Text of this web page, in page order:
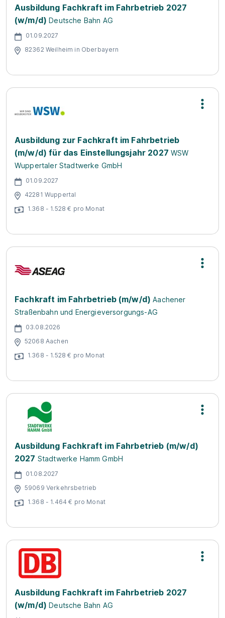
Ausbildung Fachkraft im Fahrbetrieb 2027
(w/m/d) Deutsche Bahn AG
01.09.2027
82362 Weilheim in Oberbayern
Ausbildung zur Fachkraft im Fahrbetrieb
(m/w/d) für das Einstellungsjahr 2027 WSW
Wuppertaler Stadtwerke GmbH
01.09.2027
42281 Wuppertal
1.368 - 1.528 € pro Monat
Fachkraft im Fahrbetrieb (m/w/d) Aachener
Straßenbahn und Energieversorgungs-AG
03.08.2026
52068 Aachen
1.368 - 1.528 € pro Monat
Ausbildung Fachkraft im Fahrbetrieb (m/w/d)
2027 Stadtwerke Hamm GmbH
01.08.2027
59069 Verkehrsbetrieb
1.368 - 1.464 € pro Monat
Ausbildung Fachkraft im Fahrbetrieb 2027
(w/m/d) Deutsche Bahn AG